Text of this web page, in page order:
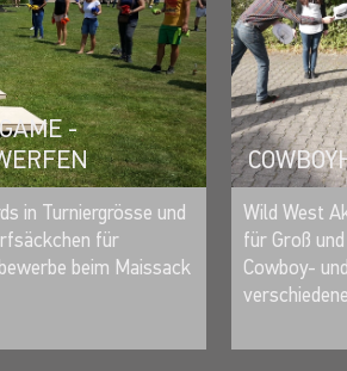
& GESCHICKLICHKEIT
-
MERKEN
in Turniergrösse und
für
beim Maissack
Wild West
für Groß
Cowboy-